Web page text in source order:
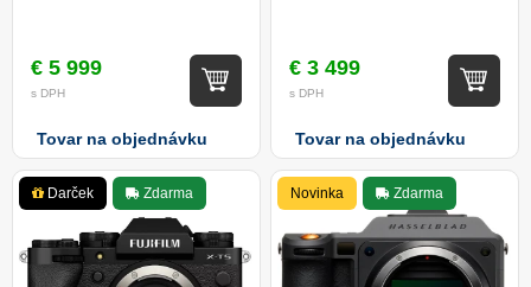
€ 5 999
s DPH
Tovar na objednávku
€ 3 499
s DPH
Tovar na objednávku
Darček Zdarma Novinka Zdarma